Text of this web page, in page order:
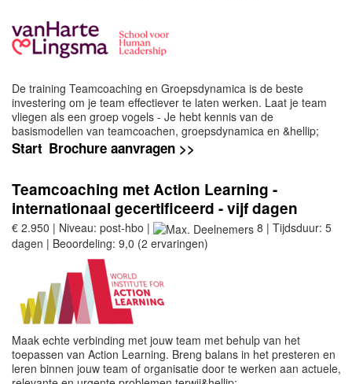
De training Teamcoaching en Groepsdynamica is de beste
investering om je team effectiever te laten werken. Laat je team
vliegen als een groep vogels - Je hebt kennis van de
basismodellen van teamcoachen, groepsdynamica en &hellip;
Start Brochure aanvragen >>
Teamcoaching met Action Learning -
internationaal gecertificeerd - vijf dagen
€ 2.950 | Niveau: post-hbo |
8 | Tijdsduur: 5
dagen | Beoordeling: 9,0 (2 ervaringen)
Maak echte verbinding met jouw team met behulp van het
toepassen van Action Learning. Breng balans in het presteren en
leren binnen jouw team of organisatie door te werken aan actuele,